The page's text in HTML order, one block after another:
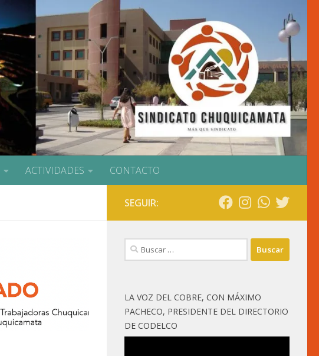
ACTIVIDADES CONTACTO
SEGUIR:
Buscar:
LA VOZ DEL COBRE, CON MÁXIMO
PACHECO, PRESIDENTE DEL DIRECTORIO
DE CODELCO